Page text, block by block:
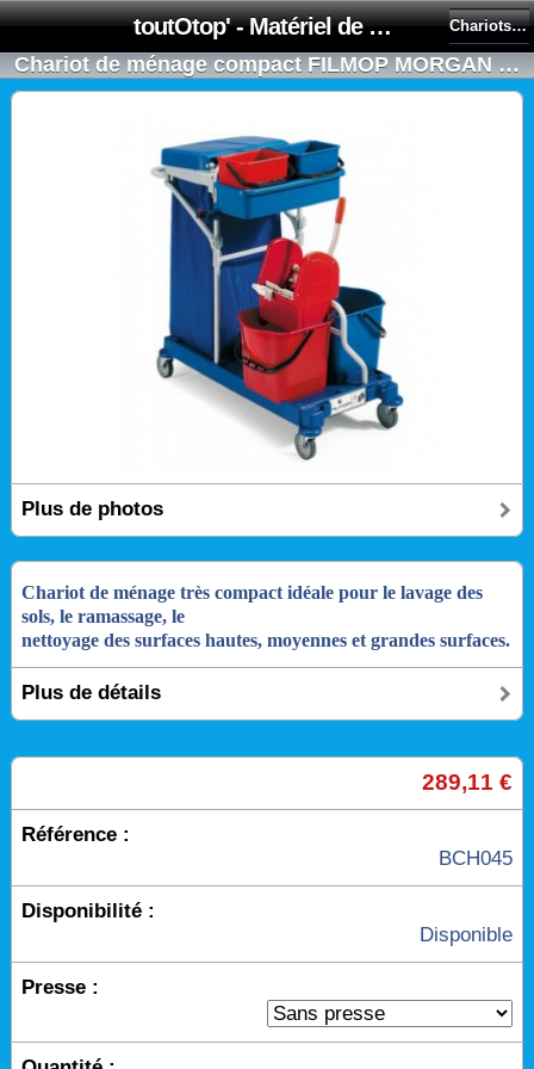
toutOtop' - Matériel de nettoyage, produit d'entretien, lubrifiant pour professionnel et particulier Chariots de ménage compacts
Chariot de ménage compact FILMOP MORGAN 2115
Plus de photos
Chariot de ménage très compact idéale pour le lavage des
sols, le ramassage, le
nettoyage des surfaces hautes, moyennes et grandes surfaces.
Plus de détails
289,11 €
Référence :
BCH045
Disponibilité :
Disponible
Presse :